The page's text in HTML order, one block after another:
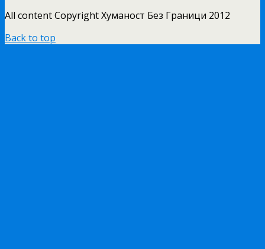
All content Copyright Хуманост Без Граници 2012
Back to top